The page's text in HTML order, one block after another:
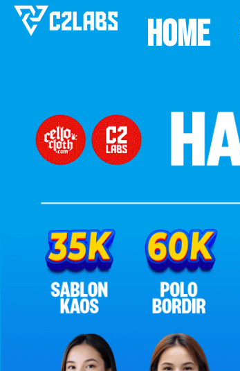
Home